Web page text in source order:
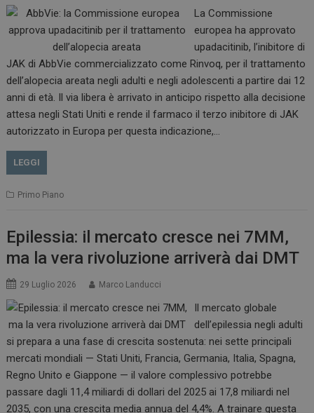
La Commissione
europea ha approvato
upadacitinib, l’inibitore di
JAK di AbbVie commercializzato come Rinvoq, per il trattamento
dell’alopecia areata negli adulti e negli adolescenti a partire dai 12
anni di età. Il via libera è arrivato in anticipo rispetto alla decisione
attesa negli Stati Uniti e rende il farmaco il terzo inibitore di JAK
autorizzato in Europa per questa indicazione,…
LEGGI
Primo Piano
Epilessia: il mercato cresce nei 7MM,
ma la vera rivoluzione arriverà dai DMT
29 Luglio 2026 Marco Landucci
Il mercato globale
dell’epilessia negli adulti
si prepara a una fase di crescita sostenuta: nei sette principali
mercati mondiali — Stati Uniti, Francia, Germania, Italia, Spagna,
Regno Unito e Giappone — il valore complessivo potrebbe
passare dagli 11,4 miliardi di dollari del 2025 ai 17,8 miliardi nel
2035, con una crescita media annua del 4,4%. A trainare questa